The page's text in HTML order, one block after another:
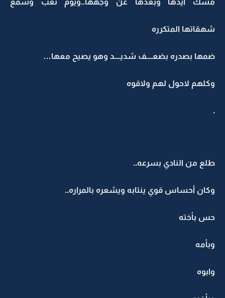
مسك أيدها وبعدها عن وجهها..ويوم تعب وسمع
شهقاتها المتكرره
ضمها بصدره بضعــــف شديــــد وهو يصيح معها…
وكلهم لاحول لهم ولاقوه
.
طلع من النادي بسرعه..
وكان أحساس قوي ينتابه ويشعره بالمراره..
حس بأخته
وبأمه
وابوه